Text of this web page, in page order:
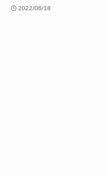
2022/06/18